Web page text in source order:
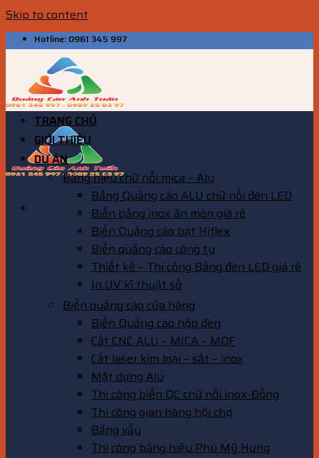
Skip to content
Hotline: 0961 345 997
TRANG CHỦ
GIỚI THIỆU
DỰ ÁN
Bảng hiệu chữ nổi mica – Alu
Bảng Quảng cáo ALU chữ nổi đèn LED
Biển bảng inox ăn mòn giá rẻ
Biển Quảng cáo bạt Hiflex
Biển quảng cáo công ty
Thiết kế – Thi công Bảng đèn LED giá rẻ
In UV kĩ thuật số
Biển quảng cáo cửa hàng
Biển Quảng cáo hộp đèn
Cắt CNC ALU – MICA – MDF
Cắt laser kim loại – sắt – inox
Mặt dựng Alu
Thi công biển QC chữ nổi inox-Đồng
Thi công gian hàng hội chợ
Bảng vẫy
Thi công bảng hiệu Phú Mỹ Hưng